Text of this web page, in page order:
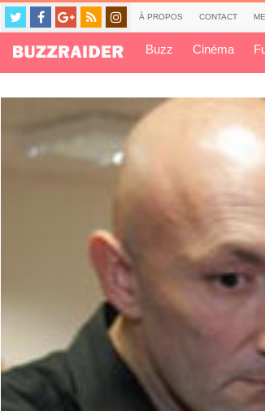
À PROPOS CONTACT
Buzz Cinéma